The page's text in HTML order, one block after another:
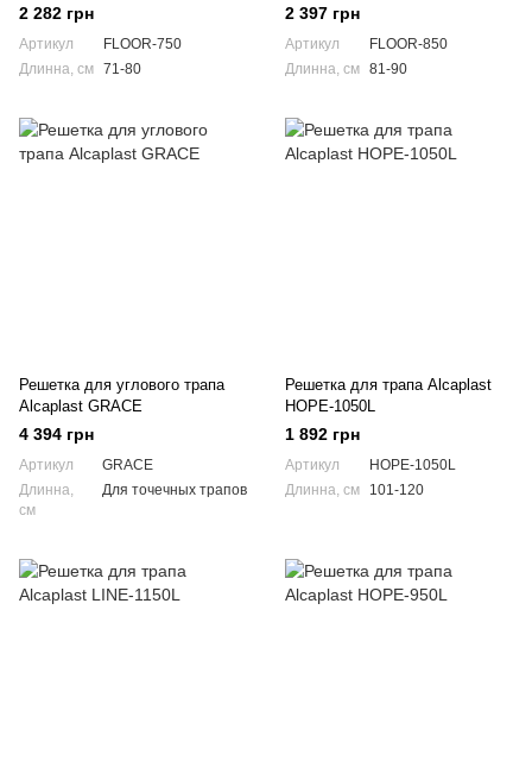
2 282 грн
Артикул
FLOOR-750
Длинна, см 71-80
2 397 грн
Артикул
FLOOR-850
Длинна, см 81-90
Решетка для углового трапа
Alcaplast GRACE
4 394 грн
Артикул
GRACE
Длинна,
см
Для точечных трапов
Решетка для трапа Alcaplast
HOPE-1050L
1 892 грн
Артикул
HOPE-1050L
Длинна, см
101-120